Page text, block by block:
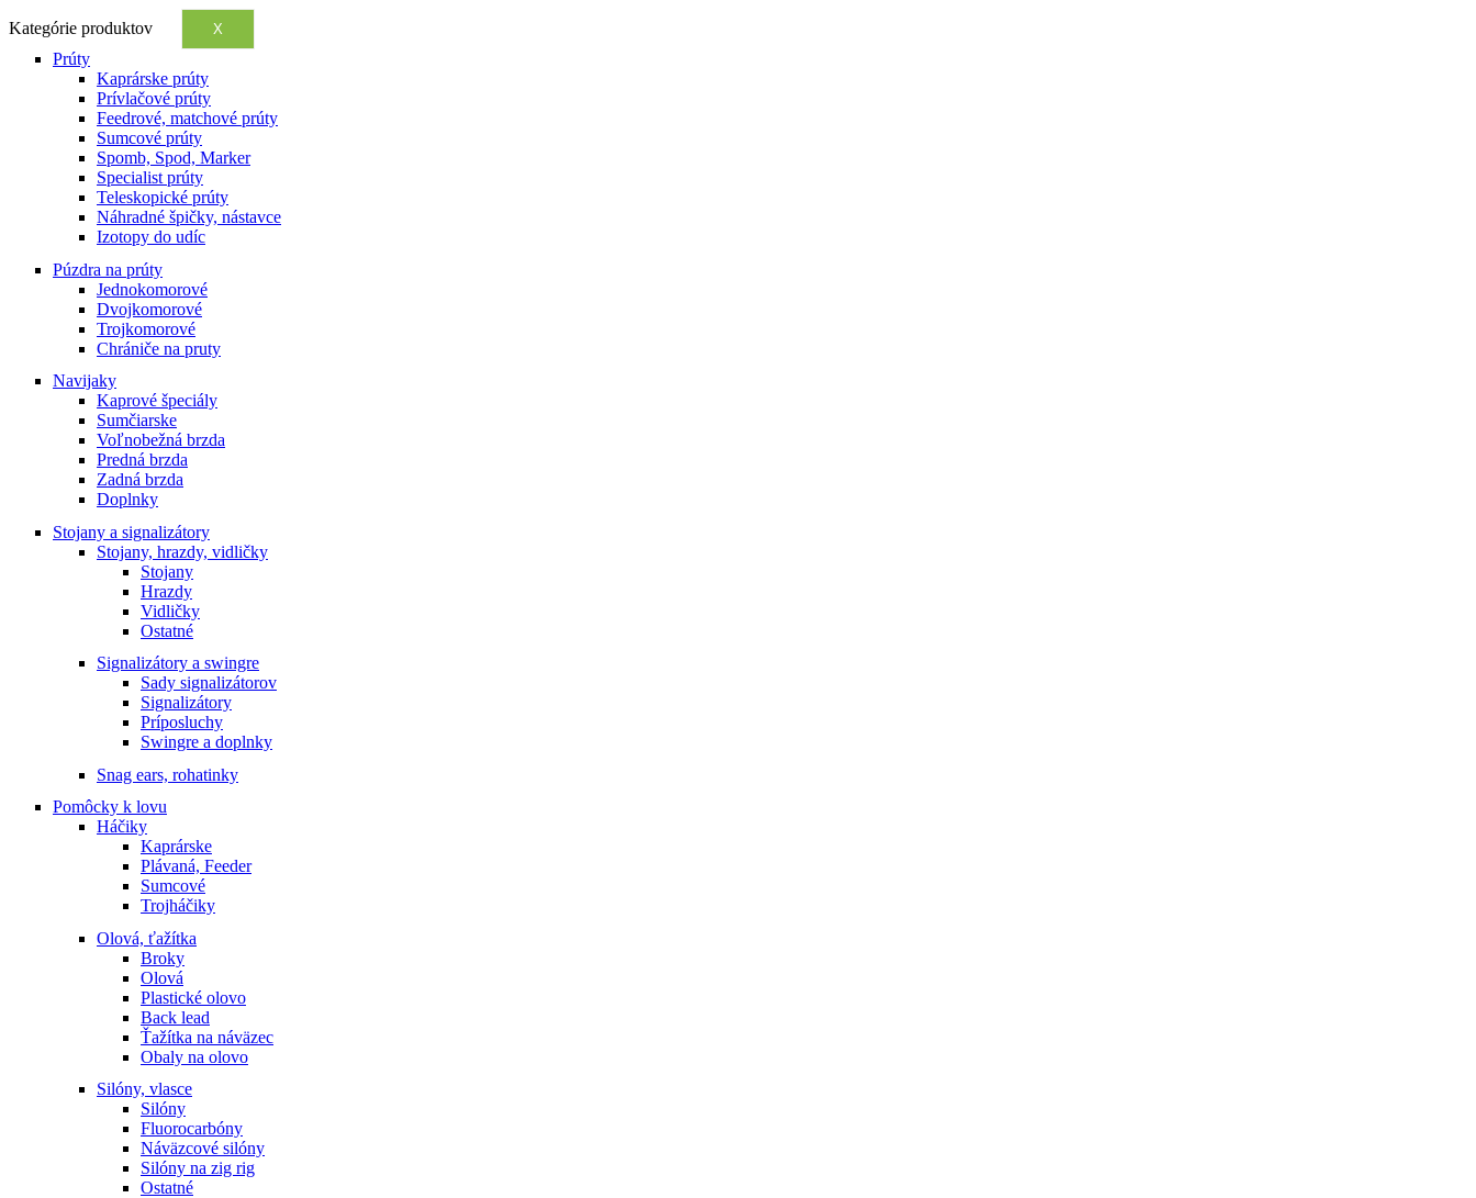
Kategórie produktov X
Prúty
Kaprárske prúty
Prívlačové prúty
Feedrové, matchové prúty
Sumcové prúty
Spomb, Spod, Marker
Specialist prúty
Teleskopické prúty
Náhradné špičky, nástavce
Izotopy do udíc
Púzdra na prúty
Jednokomorové
Dvojkomorové
Trojkomorové
Chrániče na pruty
Navijaky
Kaprové špeciály
Sumčiarske
Voľnobežná brzda
Predná brzda
Zadná brzda
Doplnky
Stojany a signalizátory
Stojany, hrazdy, vidličky
Stojany
Hrazdy
Vidličky
Ostatné
Signalizátory a swingre
Sady signalizátorov
Signalizátory
Príposluchy
Swingre a doplnky
Snag ears, rohatinky
Pomôcky k lovu
Háčiky
Kaprárske
Plávaná, Feeder
Sumcové
Trojháčiky
Olová, ťažítka
Broky
Olová
Plastické olovo
Back lead
Ťažítka na náväzec
Obaly na olovo
Silóny, vlasce
Silóny
Fluorocarbóny
Náväzcové silóny
Silóny na zig rig
Ostatné